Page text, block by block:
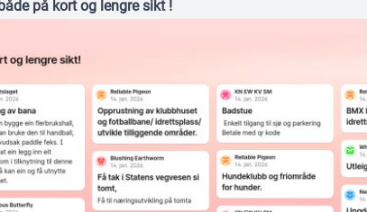
på kort og lengre sikt !